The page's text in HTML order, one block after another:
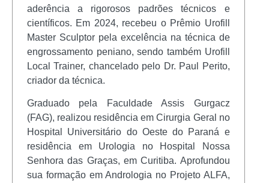
aderência a rigorosos padrões técnicos e
científicos. Em 2024, recebeu o Prêmio Urofill
Master Sculptor pela excelência na técnica de
engrossamento peniano, sendo também Urofill
Local Trainer, chancelado pelo Dr. Paul Perito,
criador da técnica.
Graduado pela Faculdade Assis Gurgacz
(FAG), realizou residência em Cirurgia Geral no
Hospital Universitário do Oeste do Paraná e
residência em Urologia no Hospital Nossa
Senhora das Graças, em Curitiba. Aprofundou
sua formação em Andrologia no Projeto ALFA,